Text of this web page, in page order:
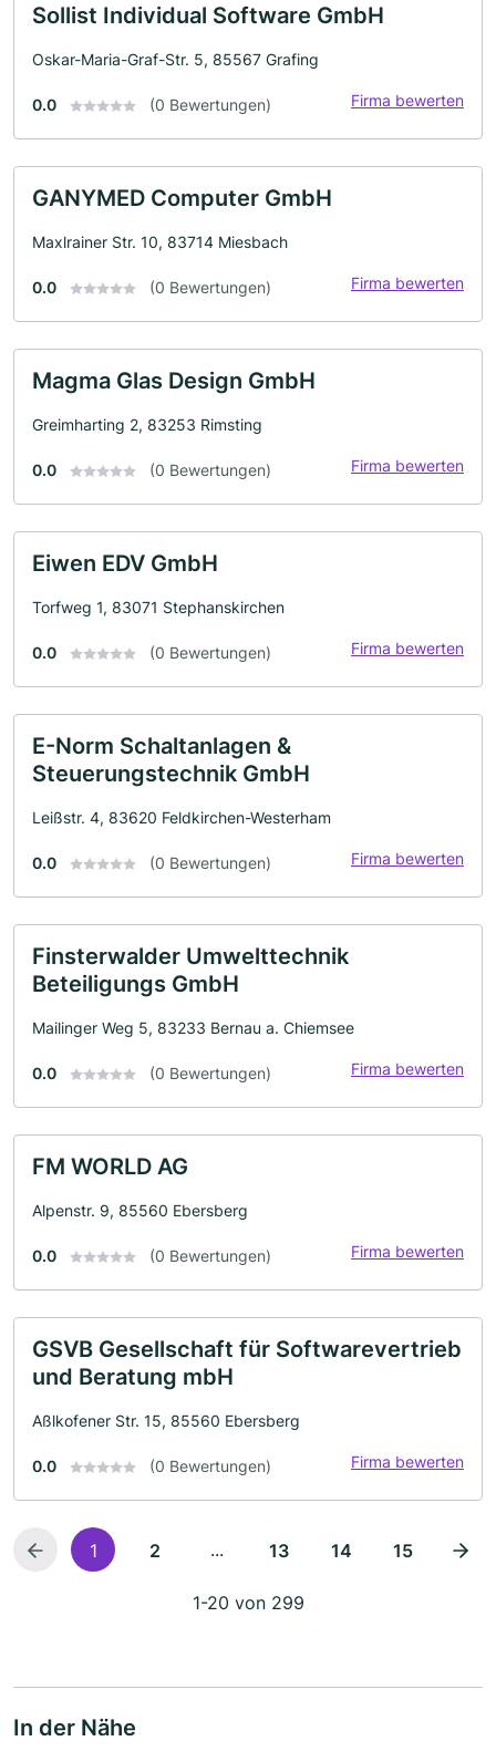
Sollist Individual Software GmbH
Oskar-Maria-Graf-Str. 5, 85567 Grafing
0.0 (0 Bewertungen) Firma bewerten
GANYMED Computer GmbH
Maxlrainer Str. 10, 83714 Miesbach
0.0 (0 Bewertungen) Firma bewerten
Magma Glas Design GmbH
Greimharting 2, 83253 Rimsting
0.0 (0 Bewertungen) Firma bewerten
Eiwen EDV GmbH
Torfweg 1, 83071 Stephanskirchen
0.0 (0 Bewertungen) Firma bewerten
E-Norm Schaltanlagen &
Steuerungstechnik GmbH
Leißstr. 4, 83620 Feldkirchen-Westerham
0.0 (0 Bewertungen) Firma bewerten
Finsterwalder Umwelttechnik
Beteiligungs GmbH
Mailinger Weg 5, 83233 Bernau a. Chiemsee
0.0 (0 Bewertungen) Firma bewerten
FM WORLD AG
Alpenstr. 9, 85560 Ebersberg
0.0 (0 Bewertungen) Firma bewerten
GSVB Gesellschaft für Softwarevertrieb
und Beratung mbH
Aßlkofener Str. 15, 85560 Ebersberg
0.0 (0 Bewertungen) Firma bewerten
1 2 ... 13 14 15
1-20 von 299
In der Nähe